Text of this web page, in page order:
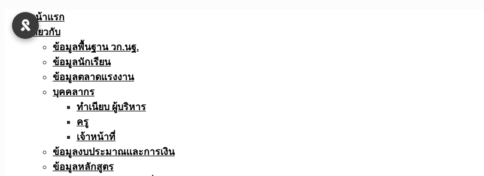
Skip
หน้าแรก
เกี่ยวกับ
ข้อมูลพื้นฐาน วก.นฐ.
ข้อมูลนักเรียน
ข้อมูลตลาดแรงงาน
บุคคลากร
ทำเนียบ ผู้บริหาร
ครู
เจ้าหน้าที่
ข้อมูลงบประมาณเเละการเงิน
ข้อมูลหลักสูตร